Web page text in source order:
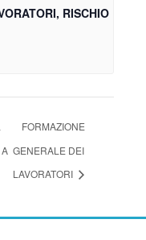
RISCHIO
FORMAZIONE
GENERALE DEI
LAVORATORI